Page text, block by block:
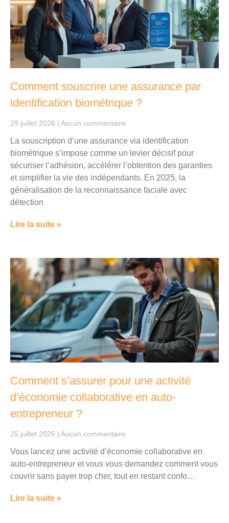
Comment souscrire une assurance par
identification biométrique ?
29 juillet 2026 Aucun commentaire
La souscription d’une assurance via identification
biométrique s’impose comme un levier décisif pour
sécuriser l’adhésion, accélérer l’obtention des garanties
et simplifier la vie des indépendants. En 2025, la
généralisation de la reconnaissance faciale avec
détection
Lire la suite »
Comment s’assurer pour une activité
d’économie collaborative en auto-
entrepreneur ?
25 juillet 2026 Aucun commentaire
Vous lancez une activité d’économie collaborative en
auto-entrepreneur et vous vous demandez comment vous
couvrir sans payer trop cher, tout en restant confo…
Lire la suite »